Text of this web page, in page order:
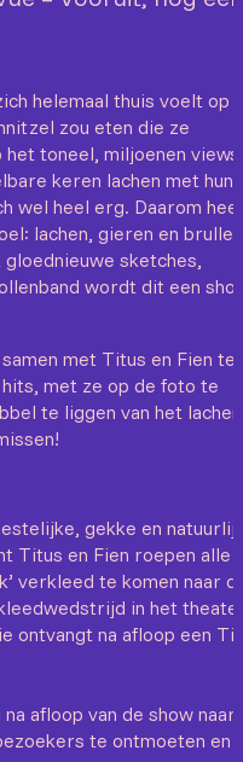
helemaal thuis voelt op
zou eten die ze
toneel, miljoenen views
keren lachen met hun
wel heel erg. Daarom
lachen, gieren en
sketches,
wordt dit een
met Titus en Fien te
met ze op de foto te
te liggen van het
gekke en
Titus en Fien roepen alle
verkleed te komen naar
in het
ontvangt na afloop een
afloop van de show naar
te ontmoeten en